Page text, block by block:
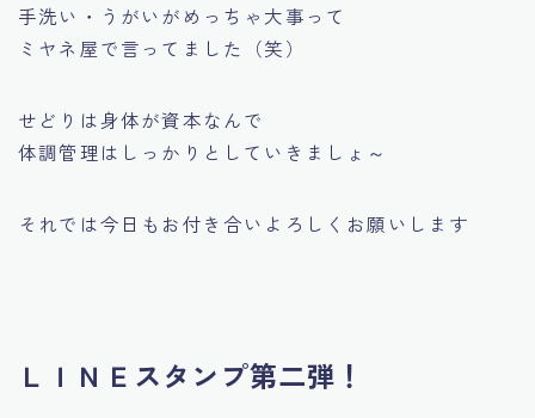
手洗い・うがいがめっちゃ大事って
ミヤネ屋で言ってました（笑）
せどりは身体が資本なんで
体調管理はしっかりとしていきましょ～
それでは今日もお付き合いよろしくお願いします
ＬＩＮＥスタンプ第二弾！